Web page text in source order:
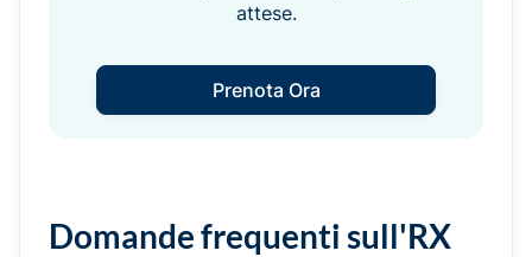
attese.
Prenota Ora
Domande frequenti sull'RX